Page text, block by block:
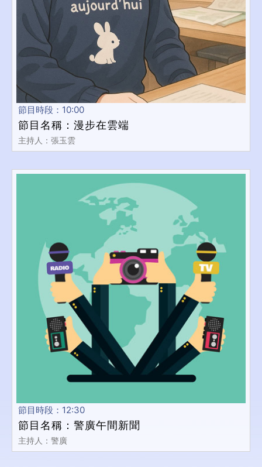
節目時段：10:00
節目名稱：漫步在雲端
主持人：張玉雲
節目時段：12:30
節目名稱：警廣午間新聞
主持人：警廣